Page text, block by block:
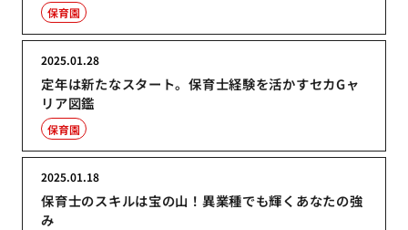
保育園
定年は新たなスタート。保育士経験を活かすセカGャ
リア図鑑
2025.01.28
保育園
保育士のスキルは宝の山！異業種でも輝くあなたの強
み
2025.01.18